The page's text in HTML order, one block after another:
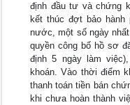
định đầu tư và chứng
kết thúc đợt bảo hành
nước, một số ngày
quyền công bố hồ sơ
định 5 ngày làm
khoán. Vào thời điểm
thanh toán tiền bán
khi chưa hoàn thành